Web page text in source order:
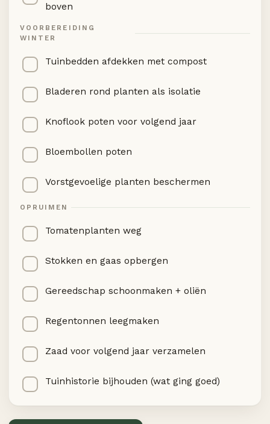
boven
VOORBEREIDING
WINTER
Tuinbedden afdekken met compost
Bladeren rond planten als isolatie
Knoflook poten voor volgend jaar
Bloembollen poten
Vorstgevoelige planten beschermen
OPRUIMEN
Tomatenplanten weg
Stokken en gaas opbergen
Gereedschap schoonmaken + oliën
Regentonnen leegmaken
Zaad voor volgend jaar verzamelen
Tuinhistorie bijhouden (wat ging goed)